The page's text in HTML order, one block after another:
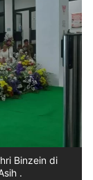
Binzein di
.